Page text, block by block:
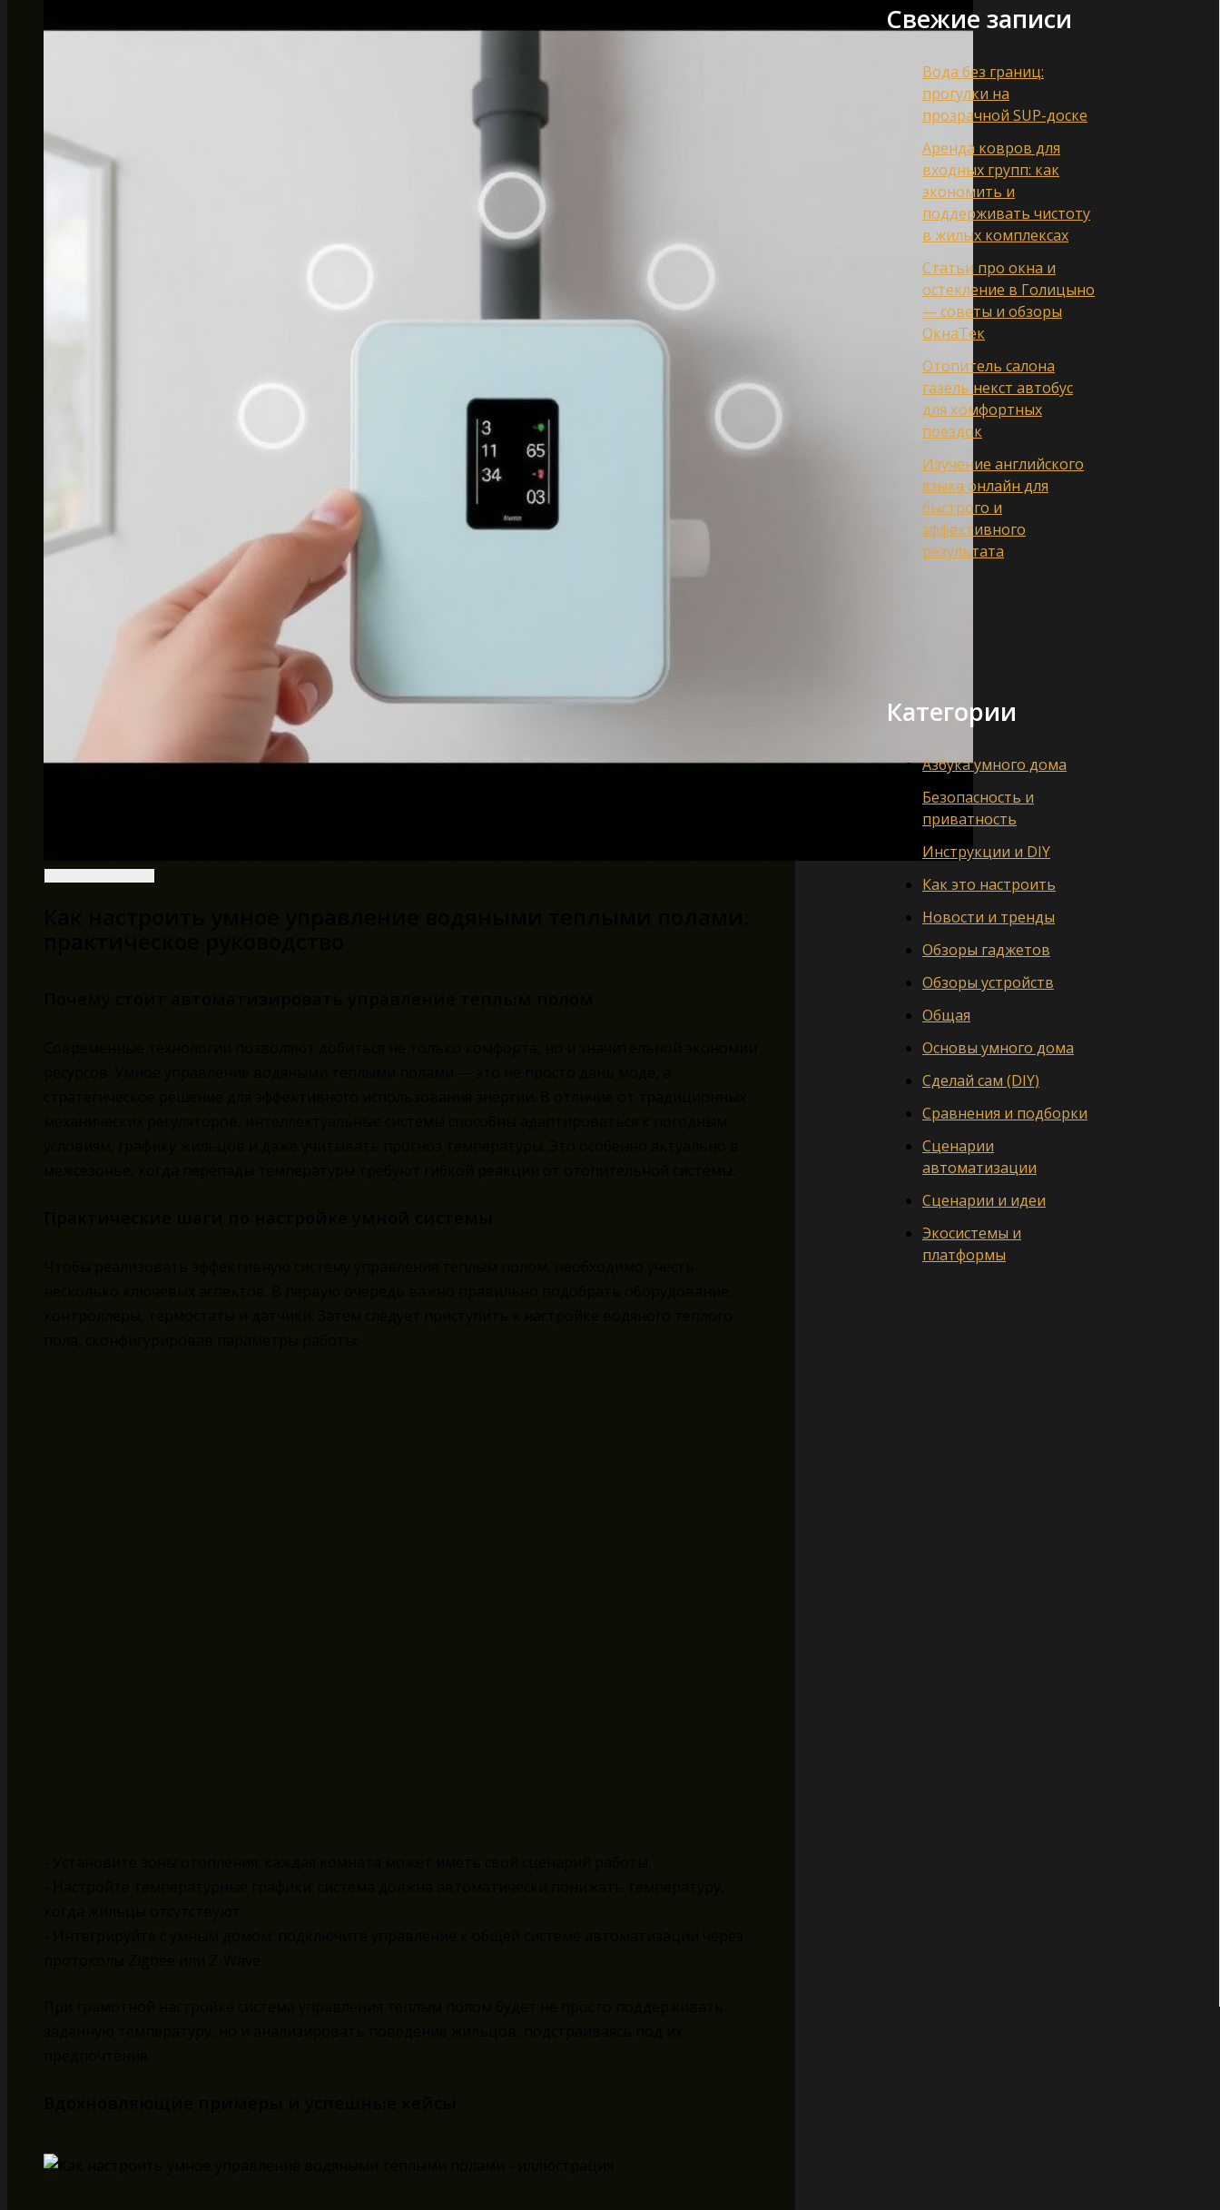
Свежие записи
Вода без границ:
прогулки на
прозрачной SUP-доске
Аренда ковров для
входных групп: как
экономить и
поддерживать чистоту
в жилых комплексах
Статьи про окна и
остекление в Голицыно
— советы и обзоры
ОкнаТек
Отопитель салона
газель некст автобус
для комфортных
поездок
Изучение английского
языка онлайн для
быстрого и
эффективного
результата
Категории
Азбука умного дома
Безопасность и
приватность
Инструкции и DIY
Как это настроить
Новости и тренды
Обзоры гаджетов
Обзоры устройств
Общая
Основы умного дома
Сделай сам (DIY)
Сравнения и подборки
Сценарии
автоматизации
Сценарии и идеи
Экосистемы и
платформы